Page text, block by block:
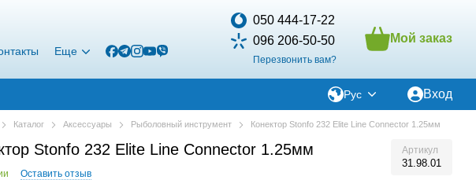
Еще
050 444-17-22
096 206-50-50
Перезвонить вам?
Мой заказ
Рус Вход
Каталог Аксессуары Рыболовный инструмент Конектор Stonfo 232 Elite Line Connector 1.25мм
Stonfo 232 Elite Line Connector 1.25мм Артикул
31.98.01
Оставить отзыв